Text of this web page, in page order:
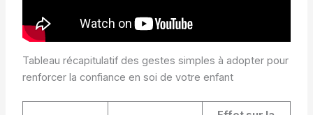
Tableau récapitulatif des gestes simples à adopter pour
renforcer la confiance en soi de votre enfant